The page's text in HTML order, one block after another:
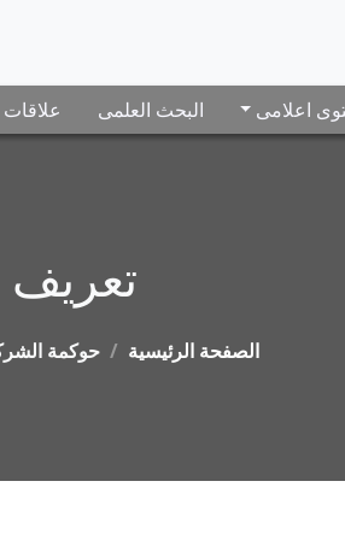
اعلامى البحث العلمى
تعريف
الصفحة الرئيسية حوكمة